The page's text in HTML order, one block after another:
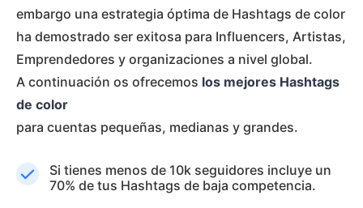
embargo una estrategia óptima de Hashtags de color
ha demostrado ser exitosa para Influencers, Artistas,
Emprendedores y organizaciones a nivel global.
A continuación os ofrecemos los mejores Hashtags
de color
para cuentas pequeñas, medianas y grandes.
Si tienes menos de 10k seguidores incluye un
70% de tus Hashtags de baja competencia.